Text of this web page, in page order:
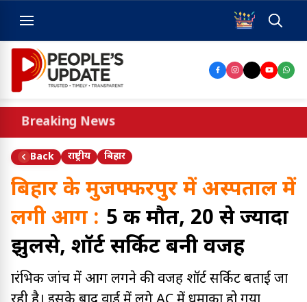
Breaking News
Back राष्ट्रीय बिहार
बिहार के मुजफ्फरपुर में अस्पताल में
लगी आग : 5 की मौत, 20 से ज्यादा
झुलसे, शॉर्ट सर्किट बनी वजह
प्रारंभिक जांच में आग लगने की वजह शॉर्ट सर्किट बताई जा